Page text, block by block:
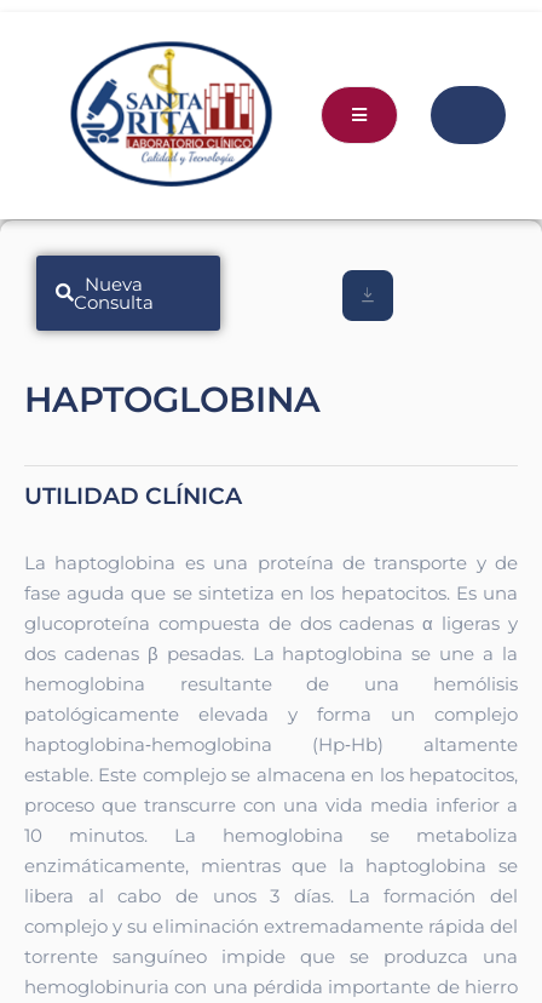
Nueva
Consulta
HAPTOGLOBINA
UTILIDAD CLÍNICA
La haptoglobina es una proteína de transporte y de
fase aguda que se sintetiza en los hepatocitos. Es una
glucoproteína compuesta de dos cadenas α ligeras y
dos cadenas β pesadas. La haptoglobina se une a la
hemoglobina resultante de una hemólisis
patológicamente elevada y forma un complejo
haptoglobina‑hemoglobina (Hp‑Hb) altamente
estable. Este complejo se almacena en los hepatocitos,
proceso que transcurre con una vida media inferior a
10 minutos. La hemoglobina se metaboliza
enzimáticamente, mientras que la haptoglobina se
libera al cabo de unos 3 días. La formación del
complejo y su eliminación extremadamente rápida del
torrente sanguíneo impide que se produzca una
hemoglobinuria con una pérdida importante de hierro